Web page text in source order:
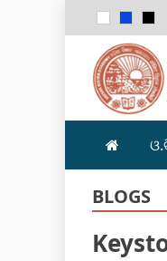
BLOGS